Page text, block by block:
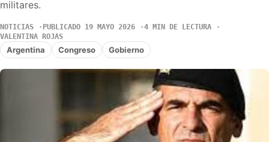
militares.
NOTICIAS PUBLICADO 19 MAYO 2026
4 MIN DE LECTURA
VALENTINA ROJAS
Argentina Congreso Gobierno